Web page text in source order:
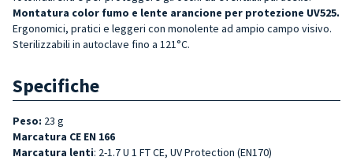
Montatura color fumo e lente arancione per protezione UV525.
Ergonomici, pratici e leggeri con monolente ad ampio campo visivo.
Sterilizzabili in autoclave fino a 121°C.
Specifiche
Peso: 23 g
Marcatura CE EN 166
Marcatura lenti: 2-1.7 U 1 FT CE, UV Protection (EN170)